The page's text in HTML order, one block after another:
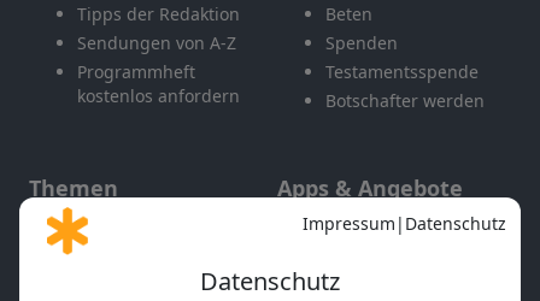
Tipps der Redaktion
Sendungen von A-Z
Programmheft
kostenlos anfordern
Beten
Spenden
Testamentsspende
Botschafter werden
Themen
Gott und Bibel erklärt
Apps & Angebote
Mobile App